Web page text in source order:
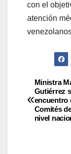
con el
atención
Ministra
Gutiérrez
encuentro
Comités
nivel